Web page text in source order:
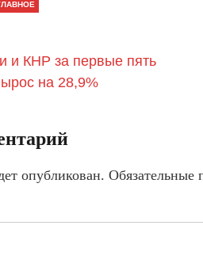
и КНР за первые пять
на 28,9%
опубликован. Обязательные